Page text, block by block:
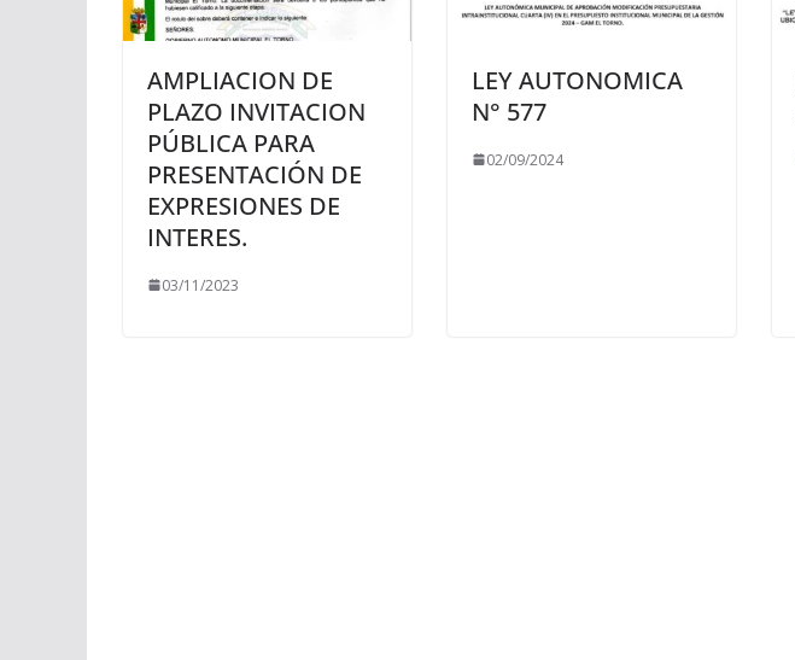
AMPLIACION DE
PLAZO INVITACION
PÚBLICA PARA
PRESENTACIÓN DE
EXPRESIONES DE
INTERES.
03/11/2023
LEY AUTONOMICA
N° 577
02/09/2024